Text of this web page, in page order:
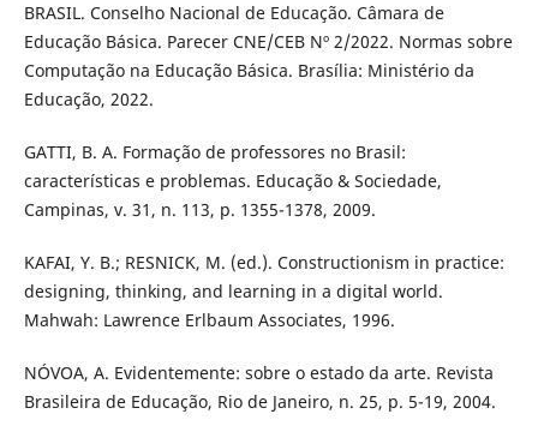
BRASIL. Conselho Nacional de Educação. Câmara de
Educação Básica. Parecer CNE/CEB Nº 2/2022. Normas sobre
Computação na Educação Básica. Brasília: Ministério da
Educação, 2022.
GATTI, B. A. Formação de professores no Brasil:
características e problemas. Educação & Sociedade,
Campinas, v. 31, n. 113, p. 1355-1378, 2009.
KAFAI, Y. B.; RESNICK, M. (ed.). Constructionism in practice:
designing, thinking, and learning in a digital world.
Mahwah: Lawrence Erlbaum Associates, 1996.
NÓVOA, A. Evidentemente: sobre o estado da arte. Revista
Brasileira de Educação, Rio de Janeiro, n. 25, p. 5-19, 2004.